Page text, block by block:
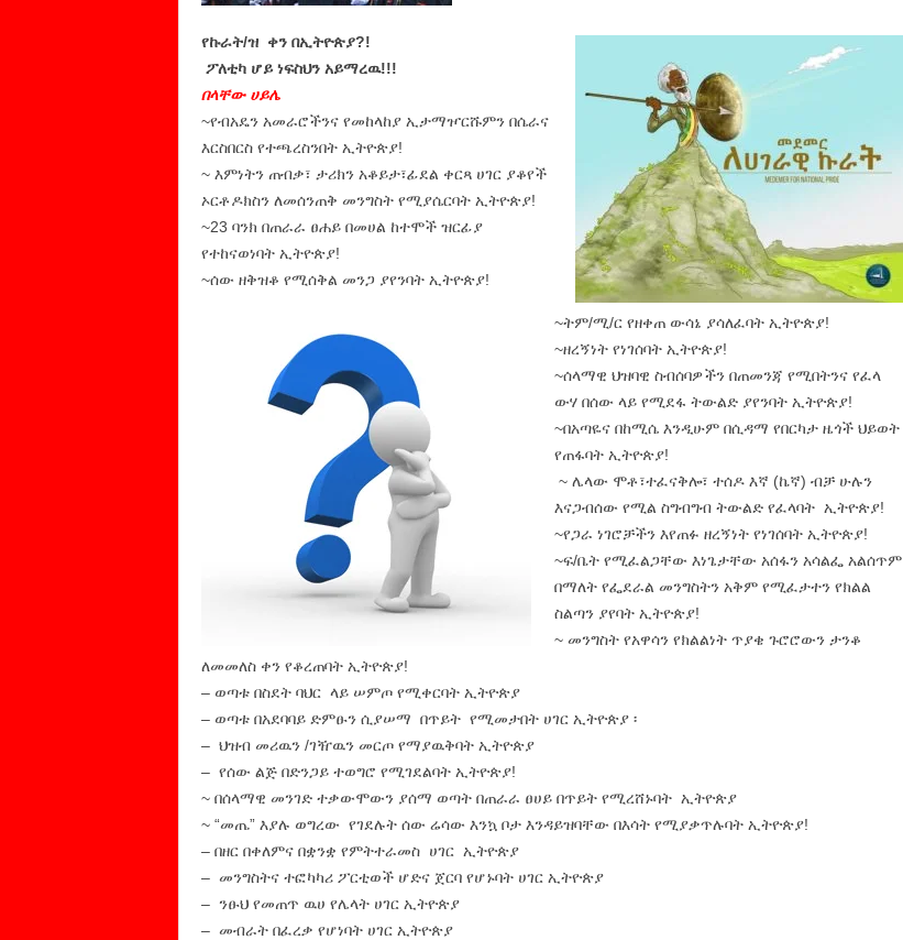
የኩራት/ዝ ቀን በኢትዮጵያ?!
ፖለቲካ ሆይ ነፍስህን አይማረዉ!!!
በላቸው ሀይሌ
~የብአዴን አመራሮችንና የመከላከያ ኢታማዦርሹምን በሴራና
እርስበርስ የተጫረስንበት ኢትዮጵያ!
~ እምነትን ጠብቃ፣ ታሪክን አቆይታ፣ፊደል ቀርጻ ሀገር ያቆየች
ኦርቶዶክስን ለመሰንጠቅ መንግስት የሚያሴርባት ኢትዮጵያ!
~23 ባንክ በጠራራ ፀሐይ በመሀል ከተሞች ዝርፊያ
የተከናወነባት ኢትዮጵያ!
~ሰው ዘቅዝቆ የሚሰቅል መንጋ ያየንባት ኢትዮጵያ!
~ትም/ሚ/ር የዘቀጠ ውሳኔ ያሳለፈባት ኢትዮጵያ!
~ዘረኝነት የነገሰባት ኢትዮጵያ!
~ሰላማዊ ህዝባዊ ስብሰባዎችን በጠመንጃ የሚበትንና የፈላ
ውሃ በሰው ላይ የሚደፋ ትውልድ ያየንባት ኢትዮጵያ!
~በአጣዬና በከሚሴ እንዲሁም በሲዳማ የበርካታ ዜጎች ህይወት
የጠፋባት ኢትዮጵያ!
~ ሌላው ሞቶ፣ተፈናቅሎ፣ ተሰዶ እኛ (ኬኛ) ብቻ ሁሉን
እናጋብሰው የሚል ስግብግብ ትውልድ የፈላባት ኢትዮጵያ!
~የጋራ ነገሮቻችን እየጠፉ ዘረኝነት የነገሰባት ኢትዮጵያ!
~ፍ/ቤት የሚፈልጋቸው እነጌታቸው አሰፋን አሳልፌ አልሰጥም
በማለት የፌደራል መንግስትን አቅም የሚፈታተን የክልል
ስልጣን ያየባት ኢትዮጵያ!
~ መንግስት የአዋሳን የክልልነት ጥያቄ ጉሮሮውን ታንቆ
ለመመለስ ቀን የቆረጠባት ኢትዮጵያ!
– ወጣቱ በስደት ባህር ላይ ሠምጦ የሚቀርባት ኢትዮጵያ
– ወጣቱ በአደባባይ ድምፁን ሲያሠማ በጥይት የሚመታበት ሀገር ኢትዮጵያ ፡
– ህዝብ መሪዉን /ገዥዉን መርጦ የማያዉቅባት ኢትዮጵያ
– የሰው ልጅ በድንጋይ ተወግሮ የሚገደልባት ኢትዮጵያ!
~ በሰላማዊ መንገድ ተቃውሞውን ያሰማ ወጣት በጠራራ ፀሀይ በጥይት የሚረሸኑባት ኢትዮጵያ
~ “መጤ” እያሉ ወግረው የገደሉት ሰው ሬሳው እንኳ ቦታ እንዳይዝባቸው በእሳት የሚያቃጥሉባት ኢትዮጵያ!
– በዘር በቀለምና በቋንቋ የምትተራመስ ሀገር ኢትዮጵያ
– መንግስትና ተፎካካሪ ፖርቲወች ሆድና ጀርባ የሆኑባት ሀገር ኢትዮጵያ
– ንፁህ የመጠጥ ዉሀ የሌላት ሀገር ኢትዮጵያ
– መብራት በፈረቃ የሆነባት ሀገር ኢትዮጵያ